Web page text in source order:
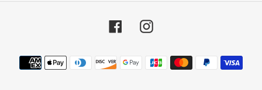
FacebookInstagram
Moyens
de